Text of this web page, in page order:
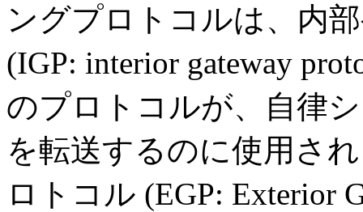
ングプロトコルは、内
(IGP: interior gateway
のプロトコルが、自律
を転送するのに使用さ
ロトコル (EGP: Exterior